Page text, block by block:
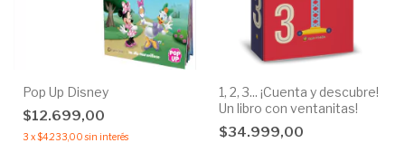
Pop Up Disney
$12.699,00
3 x$4.233,00 sin interés
1, 2, 3... ¡Cuenta y descubre!
Un libro con ventanitas!
$34.999,00